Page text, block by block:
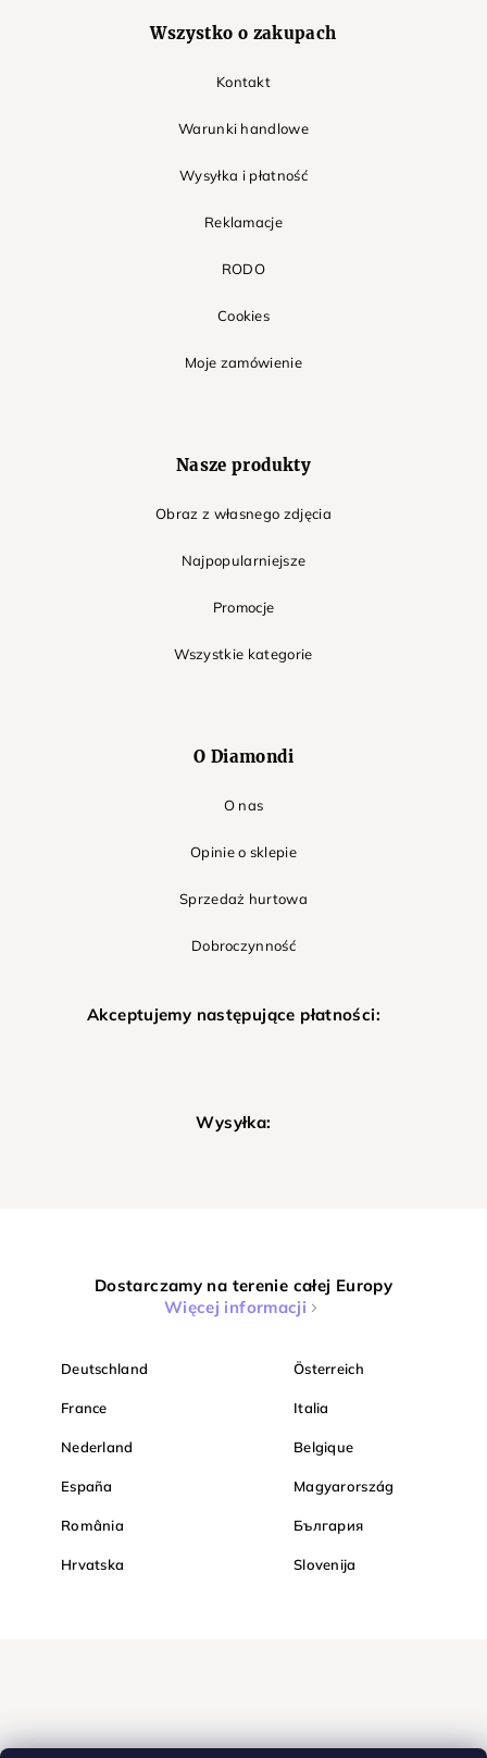
Wszystko o zakupach
Kontakt
Warunki handlowe
Wysyłka i płatność
Reklamacje
RODO
Cookies
Moje zamówienie
Nasze produkty
Obraz z własnego zdjęcia
Najpopularniejsze
Promocje
Wszystkie kategorie
O Diamondi
O nas
Opinie o sklepie
Sprzedaż hurtowa
Dobroczynność
Akceptujemy następujące płatności:
Wysyłka:
Dostarczamy na terenie całej Europy
Więcej informacji
Deutschland Österreich
France Italia
Nederland Belgique
España Magyarország
România България
Hrvatska Slovenija